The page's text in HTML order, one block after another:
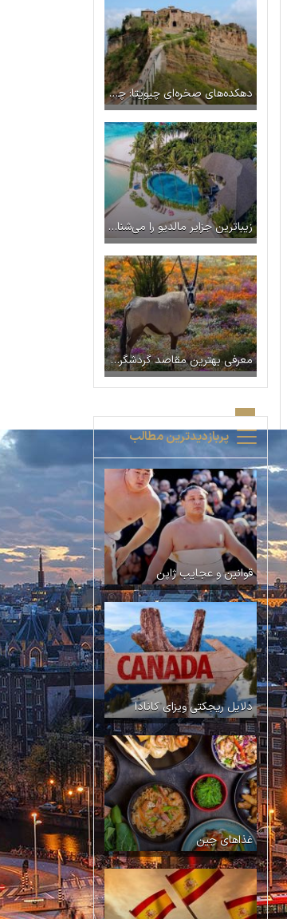
دهکده‌های صخره‌ای چیویتا: چرا این شهر کوچک لقب “شهر در حال مرگ” دارد؟
زیباترین جزایر مالدیو را می‌شناسید؟
معرفی بهترین مقاصد گردشگری آفریقای جنوبی در فصل بهار
پربازدیدترین مطالب
قوانین و عجایب ژاپن
دلایل ریجکتی ویزای کانادا
غذاهای چین